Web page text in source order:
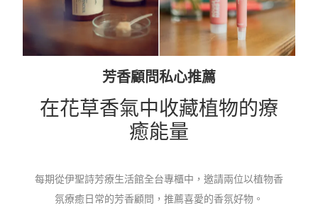
芳香顧問私心推薦
在花草香氣中收藏植物的療
癒能量
每期從伊聖詩芳療⽣活館全台專櫃中，邀請兩位以植物⾹
氛療癒⽇常的芳⾹顧問，推薦喜愛的⾹氛好物。